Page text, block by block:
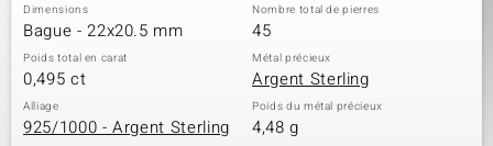
Dimensions
Bague - 22x20.5 mm
Nombre total de pierres
45
Poids total en carat
0,495 ct
Métal précieux
Argent Sterling
Alliage
925/1000 - Argent Sterling
Poids du métal précieux
4,48 g